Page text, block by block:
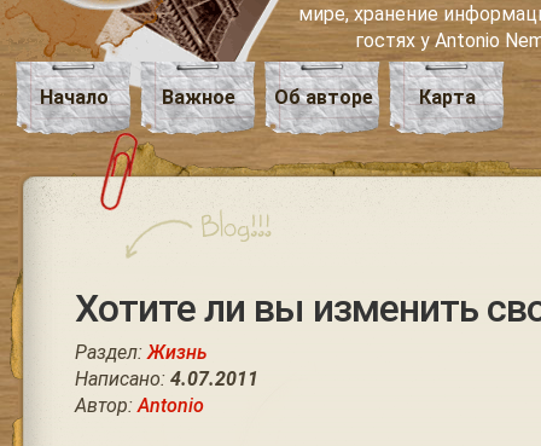
мире, хранение
гостях у Antonio
Начало Важное Об авторе Карта
Хотите ли вы изменить
Раздел:Жизнь
Написано: 4.07.2011
Автор:Antonio